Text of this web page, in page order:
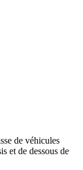
de véhicules
et de dessous de